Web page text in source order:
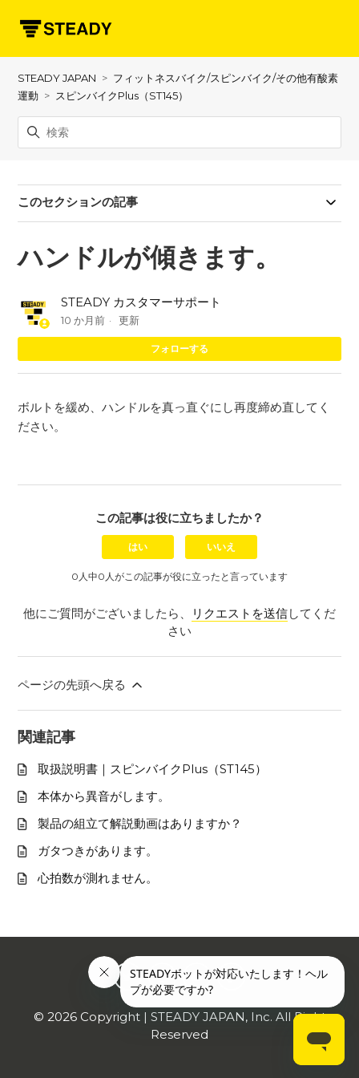
STEADY JAPAN
フィットネスバイク/スピンバイク/その他有酸素
運動
スピンバイクPlus（ST145）
このセクションの記事
ハンドルが傾きます。
STEADY カスタマーサポート
10 か月前 更新
フォローする
ボルトを緩め、ハンドルを真っ直ぐにし再度締め直してく
ださい。
この記事は役に立ちましたか？
はい いいえ
0人中0人がこの記事が役に立ったと言っています
他にご質問がございましたら、 リクエストを送信してくだ
さい
ページの先頭へ戻る
関連記事
取扱説明書｜スピンバイクPlus（ST145）
本体から異音がします。
製品の組立て解説動画はありますか？
ガタつきがあります。
心拍数が測れません。
© 2026Copyright | STEADY JAPAN, Inc. All Right
Reserved